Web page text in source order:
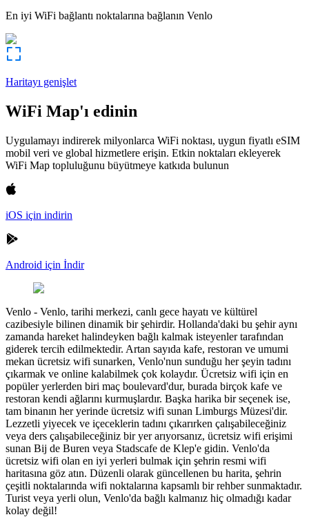
En iyi WiFi bağlantı noktalarına bağlanın Venlo
Haritayı genişlet
WiFi Map'ı edinin
Uygulamayı indirerek milyonlarca WiFi noktası, uygun fiyatlı eSIM
mobil veri ve global hizmetlere erişin. Etkin noktaları ekleyerek
WiFi Map topluluğunu büyütmeye katkıda bulunun
iOS için indirin
Android için İndir
Venlo - Venlo, tarihi merkezi, canlı gece hayatı ve kültürel
cazibesiyle bilinen dinamik bir şehirdir. Hollanda'daki bu şehir aynı
zamanda hareket halindeyken bağlı kalmak isteyenler tarafından
giderek tercih edilmektedir. Artan sayıda kafe, restoran ve umumi
mekan ücretsiz wifi sunarken, Venlo'nun sunduğu her şeyin tadını
çıkarmak ve online kalabilmek çok kolaydır. Ücretsiz wifi için en
popüler yerlerden biri maç boulevard'dur, burada birçok kafe ve
restoran kendi ağlarını kurmuşlardır. Başka harika bir seçenek ise,
tam binanın her yerinde ücretsiz wifi sunan Limburgs Müzesi'dir.
Lezzetli yiyecek ve içeceklerin tadını çıkarırken çalışabileceğiniz
veya ders çalışabileceğiniz bir yer arıyorsanız, ücretsiz wifi erişimi
sunan Bij de Buren veya Stadscafe de Klep'e gidin. Venlo'da
ücretsiz wifi olan en iyi yerleri bulmak için şehrin resmi wifi
haritasına göz atın. Düzenli olarak güncellenen bu harita, şehrin
çeşitli noktalarında wifi noktalarına kapsamlı bir rehber sunmaktadır.
Turist veya yerli olun, Venlo'da bağlı kalmanız hiç olmadığı kadar
kolay değil!